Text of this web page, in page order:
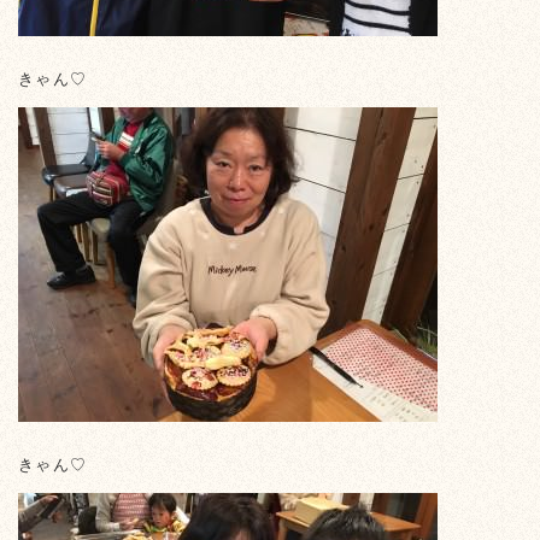
きゃん♡
きゃん♡